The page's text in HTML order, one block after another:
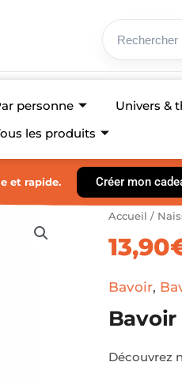
personne Univers &
les produits
et rapide. Créer mon
Accueil /
13,90
Bavoir,
Bavoir
Découvrez
-